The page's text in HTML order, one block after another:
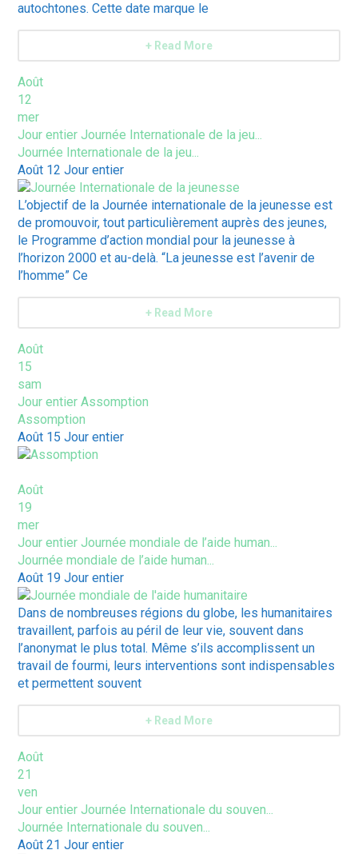
autochtones. Cette date marque le
+ Read More
Août
12
mer
Jour entierJournée Internationale de la jeu...
Journée Internationale de la jeu...
Août 12Jour entier
L’objectif de la Journée internationale de la jeunesse est
de promouvoir, tout particulièrement auprès des jeunes,
le Programme d’action mondial pour la jeunesse à
l’horizon 2000 et au-delà. “La jeunesse est l’avenir de
l’homme” Ce
+ Read More
Août
15
sam
Jour entierAssomption
Assomption
Août 15Jour entier
Août
19
mer
Jour entierJournée mondiale de l’aide human...
Journée mondiale de l’aide human...
Août 19Jour entier
Dans de nombreuses régions du globe, les humanitaires
travaillent, parfois au péril de leur vie, souvent dans
l’anonymat le plus total. Même s’ils accomplissent un
travail de fourmi, leurs interventions sont indispensables
et permettent souvent
+ Read More
Août
21
ven
Jour entierJournée Internationale du souven...
Journée Internationale du souven...
Août 21Jour entier